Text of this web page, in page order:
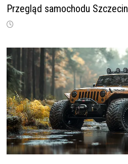
Przegląd samochodu Szczecin